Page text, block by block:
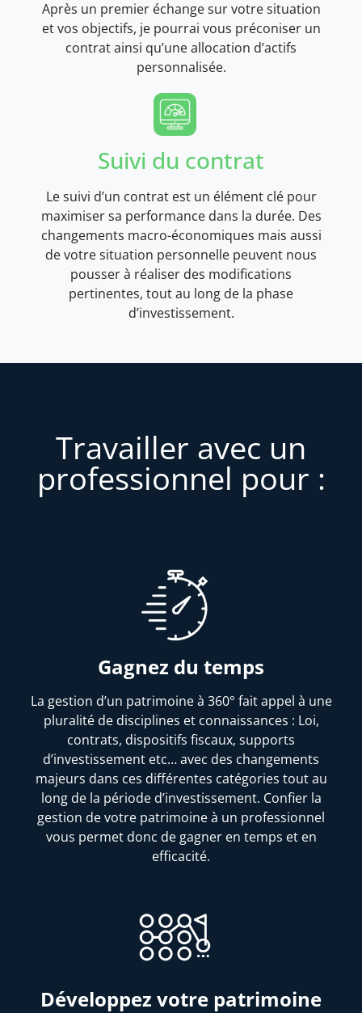
Après un premier échange sur votre situation
et vos objectifs, je pourrai vous préconiser un
contrat ainsi qu’une allocation d’actifs
personnalisée.
Suivi du contrat
Le suivi d’un contrat est un élément clé pour
maximiser sa performance dans la durée. Des
changements macro-économiques mais aussi
de votre situation personnelle peuvent nous
pousser à réaliser des modifications
pertinentes, tout au long de la phase
d’investissement.
Travailler avec un
professionnel pour :
Gagnez du temps
La gestion d’un patrimoine à 360° fait appel à une
pluralité de disciplines et connaissances : Loi,
contrats, dispositifs fiscaux, supports
d’investissement etc… avec des changements
majeurs dans ces différentes catégories tout au
long de la période d’investissement. Confier la
gestion de votre patrimoine à un professionnel
vous permet donc de gagner en temps et en
efficacité.
Développez votre patrimoine